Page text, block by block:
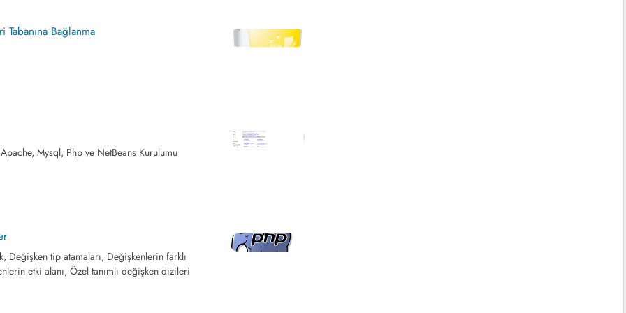
Tabanına Bağlanma
Mysql, Php ve NetBeans Kurulumu
Değişken tip atamaları, Değişkenlerin farklı
etki alanı, Özel tanımlı değişken dizileri